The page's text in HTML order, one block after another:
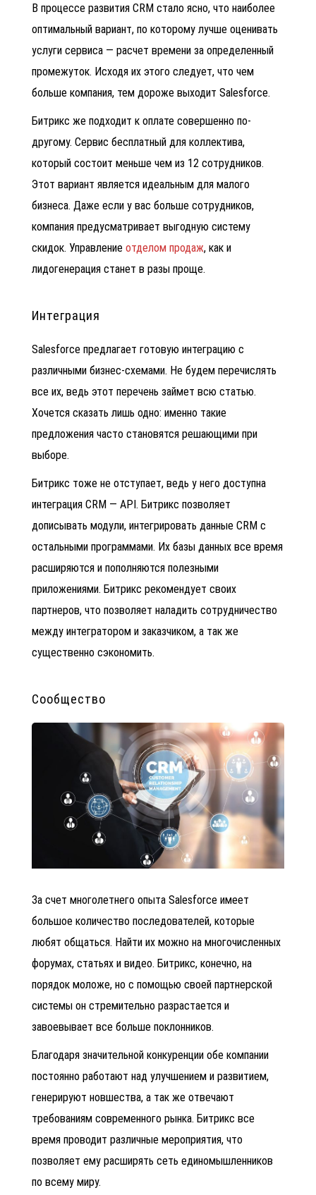
В процессе развития CRM стало ясно, что наиболее
оптимальный вариант, по которому лучше оценивать
услуги сервиса — расчет времени за определенный
промежуток. Исходя их этого следует, что чем
больше компания, тем дороже выходит Salesforce.
Битрикс же подходит к оплате совершенно по-
другому. Сервис бесплатный для коллектива,
который состоит меньше чем из 12 сотрудников.
Этот вариант является идеальным для малого
бизнеса. Даже если у вас больше сотрудников,
компания предусматривает выгодную систему
скидок. Управление отделом продаж, как и
лидогенерация станет в разы проще.
Интеграция
Salesforce предлагает готовую интеграцию с
различными бизнес-схемами. Не будем перечислять
все их, ведь этот перечень займет всю статью.
Хочется сказать лишь одно: именно такие
предложения часто становятся решающими при
выборе.
Битрикс тоже не отступает, ведь у него доступна
интеграция CRM — API. Битрикс позволяет
дописывать модули, интегрировать данные CRM с
остальными программами. Их базы данных все время
расширяются и пополняются полезными
приложениями. Битрикс рекомендует своих
партнеров, что позволяет наладить сотрудничество
между интегратором и заказчиком, а так же
существенно сэкономить.
Сообщество
За счет многолетнего опыта Salesforce имеет
большое количество последователей, которые
любят общаться. Найти их можно на многочисленных
форумах, статьях и видео. Битрикс, конечно, на
порядок моложе, но с помощью своей партнерской
системы он стремительно разрастается и
завоевывает все больше поклонников.
Благодаря значительной конкуренции обе компании
постоянно работают над улучшением и развитием,
генерируют новшества, а так же отвечают
требованиям современного рынка. Битрикс все
время проводит различные мероприятия, что
позволяет ему расширять сеть единомышленников
по всему миру.